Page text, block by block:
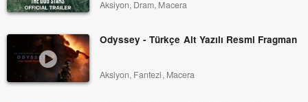
Aksiyon, Dram, Macera
Odyssey - Türkçe Alt Yazılı Resmi Fragman
Aksiyon, Fantezi, Macera